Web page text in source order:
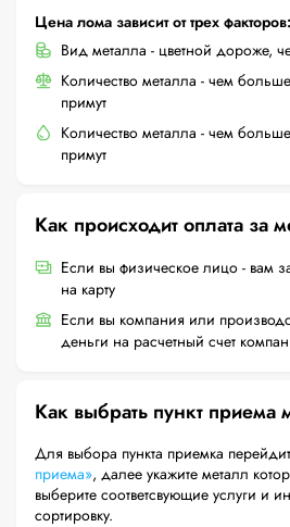
Цена лома зависит от трех факторов:
Вид металла - цветной дороже,
Количество металла - чем
примут
Количество металла - чем
примут
Как происходит оплата за
Если вы физическое лицо - вам
на карту
Если вы компания или
деньги на расчетный счет
Как выбрать пункт приема
Для выбора пункта приемка
приема», далее укажите металл
выберите соответсвующие услуги и интересующую Вас
сортировку.